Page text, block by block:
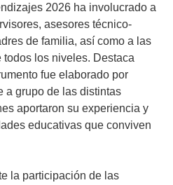
2026 ha involucrado a
asesores técnico-
de familia, así como a las
los niveles. Destaca
fue elaborado por
a grupo de las distintas
aportaron su experiencia y
educativas que conviven
la participación de las